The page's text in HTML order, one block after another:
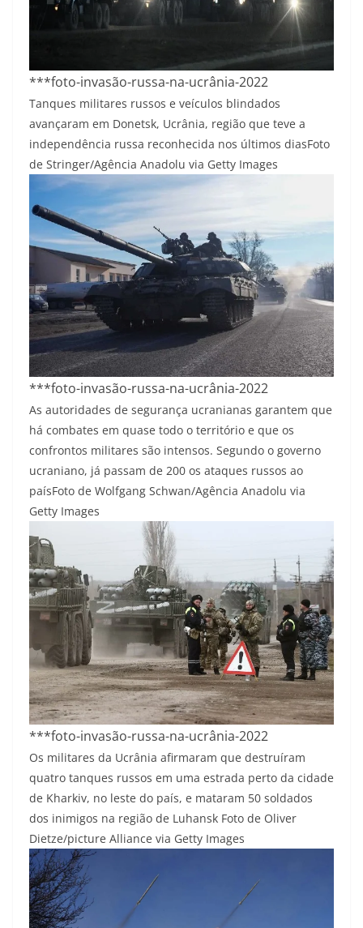
***foto-invasão-russa-na-ucrânia-2022
Tanques militares russos e veículos blindados
avançaram em Donetsk, Ucrânia, região que teve a
independência russa reconhecida nos últimos diasFoto
de Stringer/Agência Anadolu via Getty Images
***foto-invasão-russa-na-ucrânia-2022
As autoridades de segurança ucranianas garantem que
há combates em quase todo o território e que os
confrontos militares são intensos. Segundo o governo
ucraniano, já passam de 200 os ataques russos ao
paísFoto de Wolfgang Schwan/Agência Anadolu via
Getty Images
***foto-invasão-russa-na-ucrânia-2022
Os militares da Ucrânia afirmaram que destruíram
quatro tanques russos em uma estrada perto da cidade
de Kharkiv, no leste do país, e mataram 50 soldados
dos inimigos na região de Luhansk Foto de Oliver
Dietze/picture Alliance via Getty Images